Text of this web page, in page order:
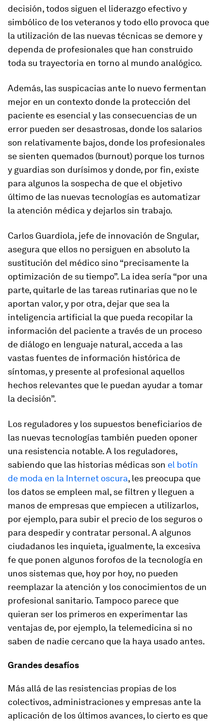
decisión, todos siguen el liderazgo efectivo y
simbólico de los veteranos y todo ello provoca que
la utilización de las nuevas técnicas se demore y
dependa de profesionales que han construido
toda su trayectoria en torno al mundo analógico.
Además, las suspicacias ante lo nuevo fermentan
mejor en un contexto donde la protección del
paciente es esencial y las consecuencias de un
error pueden ser desastrosas, donde los salarios
son relativamente bajos, donde los profesionales
se sienten quemados (burnout) porque los turnos
y guardias son durísimos y donde, por fin, existe
para algunos la sospecha de que el objetivo
último de las nuevas tecnologías es automatizar
la atención médica y dejarlos sin trabajo.
Carlos Guardiola, jefe de innovación de Sngular,
asegura que ellos no persiguen en absoluto la
sustitución del médico sino “precisamente la
optimización de su tiempo”. La idea sería “por una
parte, quitarle de las tareas rutinarias que no le
aportan valor, y por otra, dejar que sea la
inteligencia artificial la que pueda recopilar la
información del paciente a través de un proceso
de diálogo en lenguaje natural, acceda a las
vastas fuentes de información histórica de
síntomas, y presente al profesional aquellos
hechos relevantes que le puedan ayudar a tomar
la decisión”.
Los reguladores y los supuestos beneficiarios de
las nuevas tecnologías también pueden oponer
una resistencia notable. A los reguladores,
sabiendo que las historias médicas son el botín
de moda en la Internet oscura, les preocupa que
los datos se empleen mal, se filtren y lleguen a
manos de empresas que empiecen a utilizarlos,
por ejemplo, para subir el precio de los seguros o
para despedir y contratar personal. A algunos
ciudadanos les inquieta, igualmente, la excesiva
fe que ponen algunos forofos de la tecnología en
unos sistemas que, hoy por hoy, no pueden
reemplazar la atención y los conocimientos de un
profesional sanitario. Tampoco parece que
quieran ser los primeros en experimentar las
ventajas de, por ejemplo, la telemedicina si no
saben de nadie cercano que la haya usado antes.
Grandes desafíos
Más allá de las resistencias propias de los
colectivos, administraciones y empresas ante la
aplicación de los últimos avances, lo cierto es que